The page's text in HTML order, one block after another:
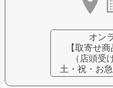
オン
【取寄せ
（店頭受
土・祝・お